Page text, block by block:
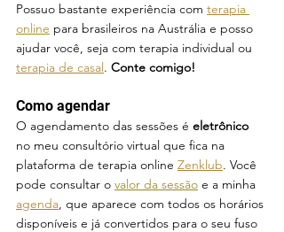
Possuo bastante experiência com terapia
online para brasileiros na Austrália e posso
ajudar você, seja com terapia individual ou
terapia de casal. Conte comigo!
Como agendar
O agendamento das sessões é eletrônico
no meu consultório virtual que fica na
plataforma de terapia online Zenklub. Você
pode consultar o valor da sessão e a minha
agenda, que aparece com todos os horários
disponíveis e já convertidos para o seu fuso